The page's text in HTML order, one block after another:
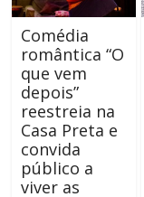
t
C
a
m
Comédia
romântica “O
que vem
depois”
reestreia na
Casa Preta e
convida
público a
viver as